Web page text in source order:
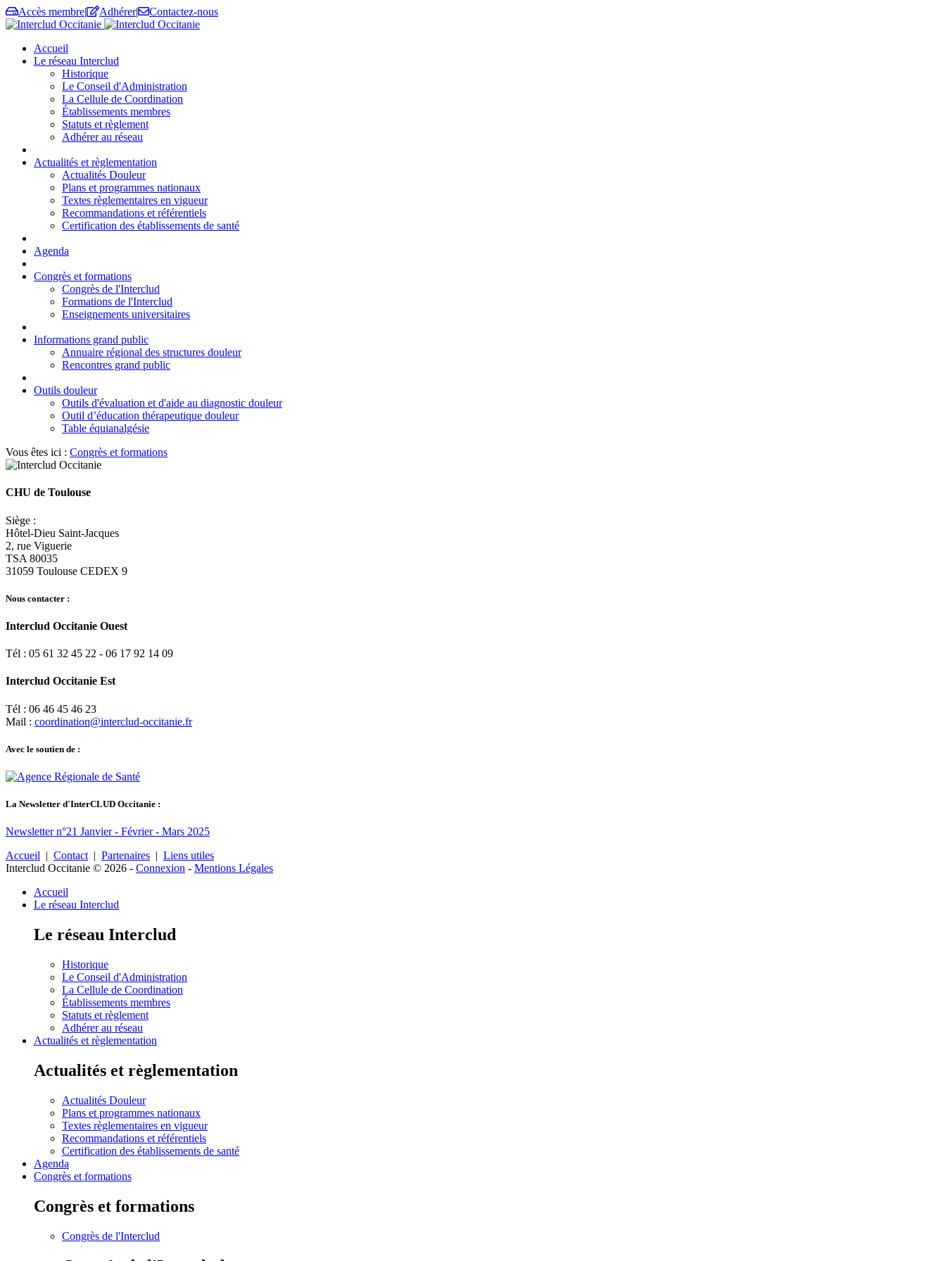
Accès membre| Adhérer| Contactez-nous
Accueil
Le réseau Interclud
Historique
Le Conseil d'Administration
La Cellule de Coordination
Établissements membres
Statuts et règlement
Adhérer au réseau
Actualités et règlementation
Actualités Douleur
Plans et programmes nationaux
Textes règlementaires en vigueur
Recommandations et référentiels
Certification des établissements de santé
Agenda
Congrès et formations
Congrès de l'Interclud
Formations de l'Interclud
Enseignements universitaires
Informations grand public
Annuaire régional des structures douleur
Rencontres grand public
Outils douleur
Outils d'évaluation et d'aide au diagnostic douleur
Outil d’éducation thérapeutique douleur
Table équianalgésie
Vous êtes ici : Congrès et formations
CHU de Toulouse
Siège :
Hôtel-Dieu Saint-Jacques
2, rue Viguerie
TSA 80035
31059 Toulouse CEDEX 9
Nous contacter :
Interclud Occitanie Ouest
Tél : 05 61 32 45 22 - 06 17 92 14 09
Interclud Occitanie Est
Tél : 06 46 45 46 23
Mail : coordination@interclud-occitanie.fr
Avec le soutien de :
La Newsletter d'InterCLUD Occitanie :
Newsletter n°21 Janvier - Février - Mars 2025
Accueil | Contact | Partenaires | Liens utiles
Interclud Occitanie © 2026 - Connexion - Mentions Légales
Accueil
Le réseau Interclud
Le réseau Interclud
Historique
Le Conseil d'Administration
La Cellule de Coordination
Établissements membres
Statuts et règlement
Adhérer au réseau
Actualités et règlementation
Actualités et règlementation
Actualités Douleur
Plans et programmes nationaux
Textes règlementaires en vigueur
Recommandations et référentiels
Certification des établissements de santé
Agenda
Congrès et formations
Congrès et formations
Congrès de l'Interclud